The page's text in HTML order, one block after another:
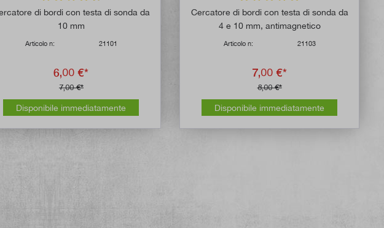
Valutazione media di 4.8 su 5 stelle
di bordi con testa di sonda da
10 mm
Articolo n: 21101
6,00 €*
7,00 €*
Disponibile immediatamente
Valutazione media di 5 su 5 stelle
Cercatore di bordi con testa di sonda da
4 e 10 mm, antimagnetico
Articolo n: 21103
7,00 €*
8,00 €*
Disponibile immediatamente